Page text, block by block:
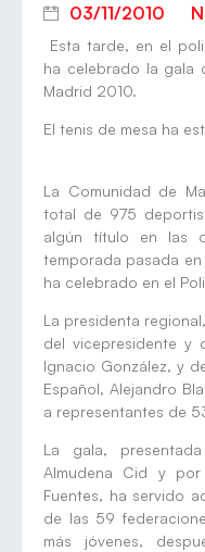
03/11/2010
Esta tarde, en el
ha celebrado la gala
Madrid 2010.
El tenis de mesa ha
La Comunidad de
total de 975
algún título en las
temporada pasada
ha celebrado en el
La presidenta
del vicepresidente y
Ignacio González, y
Español, Alejandro
a representantes de
La gala,
Almudena Cid y
Fuentes, ha servido
de las 59
más jóvenes,